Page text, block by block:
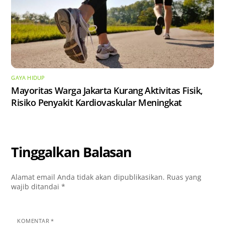
GAYA HIDUP
Mayoritas Warga Jakarta Kurang Aktivitas Fisik,
Risiko Penyakit Kardiovaskular Meningkat
Tinggalkan Balasan
Alamat email Anda tidak akan dipublikasikan. Ruas yang
wajib ditandai*
KOMENTAR*